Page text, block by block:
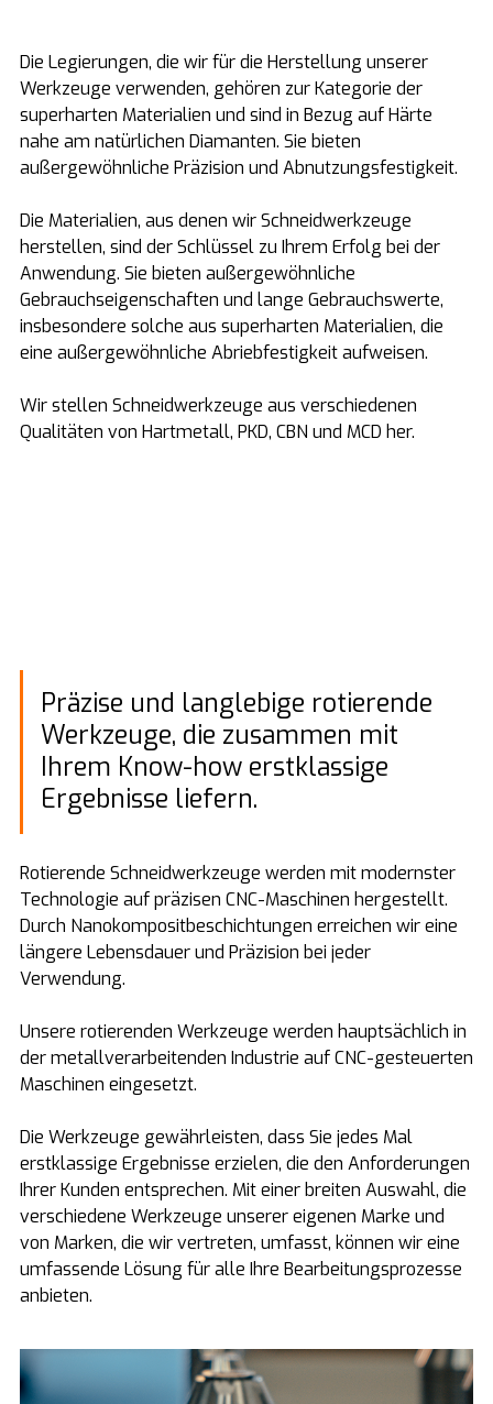
Die Legierungen, die wir für die Herstellung unserer
Werkzeuge verwenden, gehören zur Kategorie der
superharten Materialien und sind in Bezug auf Härte
nahe am natürlichen Diamanten. Sie bieten
außergewöhnliche Präzision und Abnutzungsfestigkeit.
Die Materialien, aus denen wir Schneidwerkzeuge
herstellen, sind der Schlüssel zu Ihrem Erfolg bei der
Anwendung. Sie bieten außergewöhnliche
Gebrauchseigenschaften und lange Gebrauchswerte,
insbesondere solche aus superharten Materialien, die
eine außergewöhnliche Abriebfestigkeit aufweisen.
Wir stellen Schneidwerkzeuge aus verschiedenen
Qualitäten von Hartmetall, PKD, CBN und MCD her.
Präzise und langlebige rotierende
Werkzeuge, die zusammen mit
Ihrem Know-how erstklassige
Ergebnisse liefern.
Rotierende Schneidwerkzeuge werden mit modernster
Technologie auf präzisen CNC-Maschinen hergestellt.
Durch Nanokompositbeschichtungen erreichen wir eine
längere Lebensdauer und Präzision bei jeder
Verwendung.
Unsere rotierenden Werkzeuge werden hauptsächlich in
der metallverarbeitenden Industrie auf CNC-gesteuerten
Maschinen eingesetzt.
Die Werkzeuge gewährleisten, dass Sie jedes Mal
erstklassige Ergebnisse erzielen, die den Anforderungen
Ihrer Kunden entsprechen. Mit einer breiten Auswahl, die
verschiedene Werkzeuge unserer eigenen Marke und
von Marken, die wir vertreten, umfasst, können wir eine
umfassende Lösung für alle Ihre Bearbeitungsprozesse
anbieten.